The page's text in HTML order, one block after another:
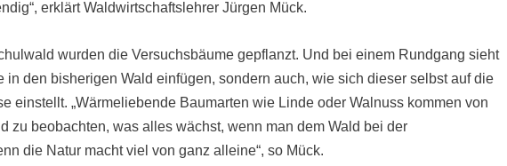
erklärt Waldwirtschaftslehrer Jürgen Mück.
wurden die Versuchsbäume gepflanzt. Und bei einem Rundgang sieht
in den bisherigen Wald einfügen, sondern auch, wie sich dieser selbst auf die
einstellt. „Wärmeliebende Baumarten wie Linde oder Walnuss kommen von
zu beobachten, was alles wächst, wenn man dem Wald bei der
die Natur macht viel von ganz alleine“, so Mück.